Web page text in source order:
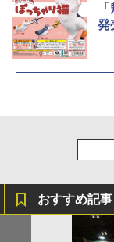
発
おすすめ記事